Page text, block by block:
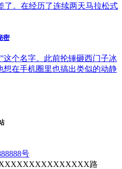
了。在经历了连续两天马拉松式
密
这个名字。此前抡锤砸西门子冰
想在手机圈里也搞出类似的动静
号
路